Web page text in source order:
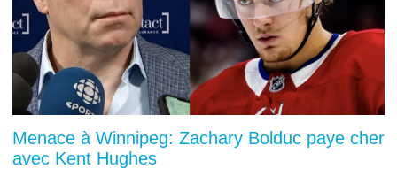
Menace à Winnipeg: Zachary Bolduc paye cher
avec Kent Hughes